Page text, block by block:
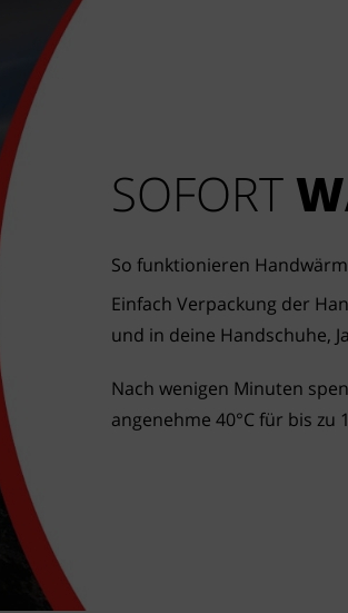
SOFORT
So funktionieren
Einfach Verpackung der
und in deine Handschuhe,
Nach wenigen Minuten
angenehme 40°C für bis zu